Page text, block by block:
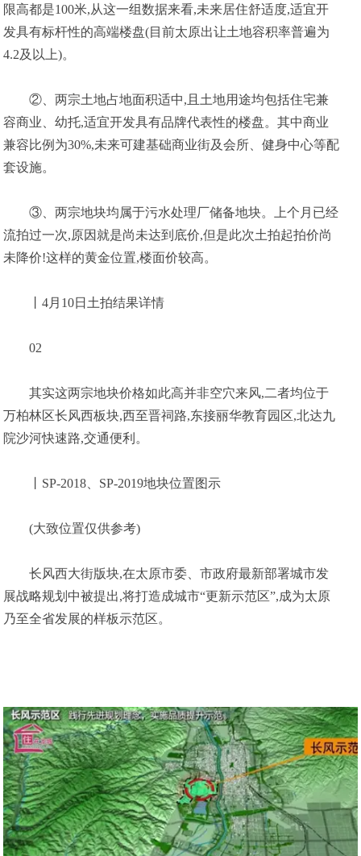
限高都是100米,从这一组数据来看,未来居住舒适度,适宜开
发具有标杆性的高端楼盘(目前太原出让土地容积率普遍为
4.2及以上)。
②、两宗土地占地面积适中,且土地用途均包括住宅兼
容商业、幼托,适宜开发具有品牌代表性的楼盘。其中商业
兼容比例为30%,未来可建基础商业街及会所、健身中心等配
套设施。
③、两宗地块均属于污水处理厂储备地块。上个月已经
流拍过一次,原因就是尚未达到底价,但是此次土拍起拍价尚
未降价!这样的黄金位置,楼面价较高。
丨4月10日土拍结果详情
02
其实这两宗地块价格如此高并非空穴来风,二者均位于
万柏林区长风西板块,西至晋祠路,东接丽华教育园区,北达九
院沙河快速路,交通便利。
丨SP-2018、SP-2019地块位置图示
(大致位置仅供参考)
长风西大街版块,在太原市委、市政府最新部署城市发
展战略规划中被提出,将打造成城市“更新示范区”,成为太原
乃至全省发展的样板示范区。